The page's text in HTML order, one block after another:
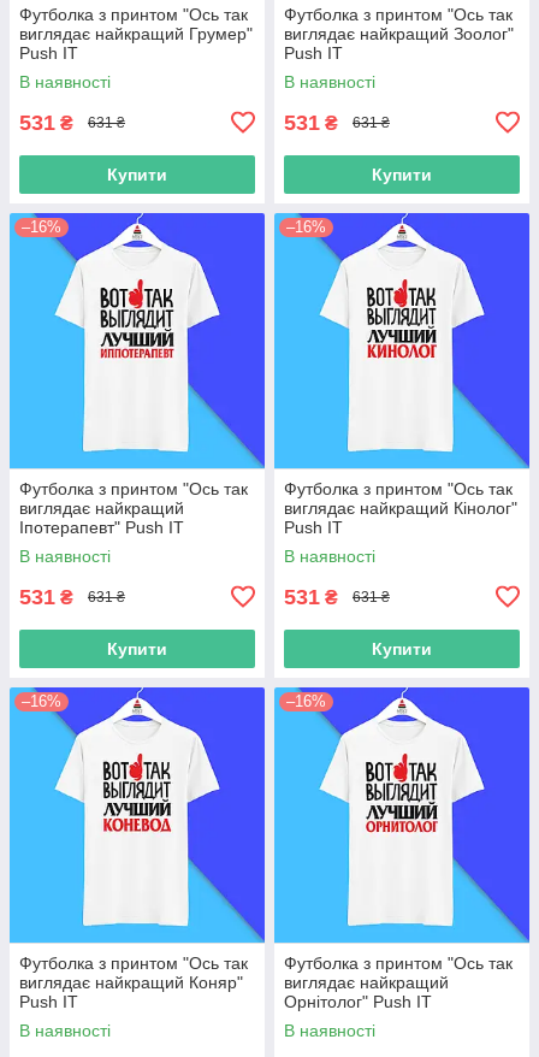
Футболка з принтом "Ось так
виглядає найкращий Грумер"
Push IT
В наявності
531 ₴ 631 ₴
Купити
Футболка з принтом "Ось так
виглядає найкращий Зоолог"
Push IT
В наявності
531 ₴ 631 ₴
Купити
–16%
Футболка з принтом "Ось так
виглядає найкращий
Іпотерапевт" Push IT
В наявності
531 ₴ 631 ₴
Купити
–16%
Футболка з принтом "Ось так
виглядає найкращий Кінолог"
Push IT
В наявності
531 ₴ 631 ₴
Купити
–16%
Футболка з принтом "Ось так
виглядає найкращий Коняр"
Push IT
В наявності
–16%
Футболка з принтом "Ось так
виглядає найкращий
Орнітолог" Push IT
В наявності